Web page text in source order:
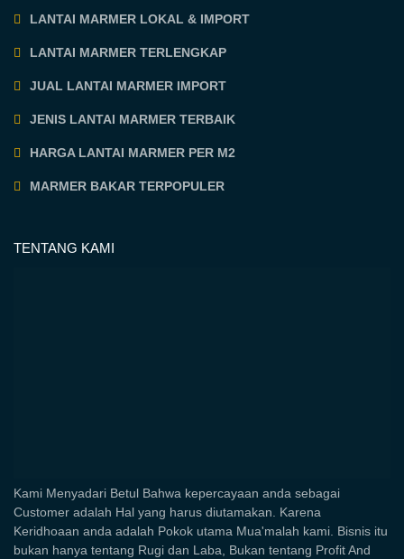
LANTAI MARMER LOKAL & IMPORT
LANTAI MARMER TERLENGKAP
JUAL LANTAI MARMER IMPORT
JENIS LANTAI MARMER TERBAIK
HARGA LANTAI MARMER PER M2
MARMER BAKAR TERPOPULER
TENTANG KAMI
Kami Menyadari Betul Bahwa kepercayaan anda sebagai
Customer adalah Hal yang harus diutamakan. Karena
Keridhoaan anda adalah Pokok utama Mua'malah kami. Bisnis itu
bukan hanya tentang Rugi dan Laba, Bukan tentang Profit And